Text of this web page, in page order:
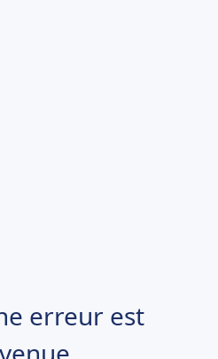
erreur est